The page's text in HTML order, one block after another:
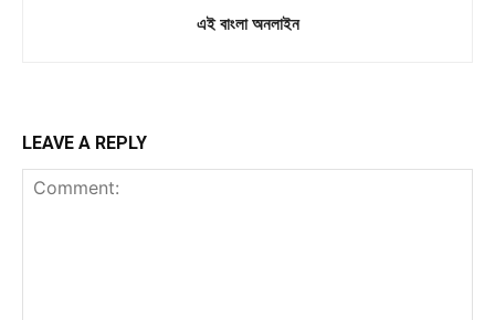
এই বাংলা অনলাইন
LEAVE A REPLY